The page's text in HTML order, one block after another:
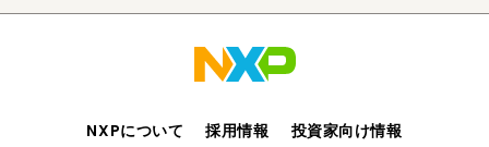
NXPについて 採用情報
投資家向け情報